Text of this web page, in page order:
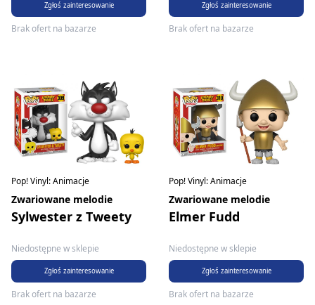
Zgłoś zainteresowanie
Brak ofert na bazarze
Zgłoś zainteresowanie
Brak ofert na bazarze
Pop! Vinyl: Animacje
Zwariowane melodie
Sylwester z Tweety
Niedostępne w sklepie
Zgłoś zainteresowanie
Brak ofert na bazarze
Pop! Vinyl: Animacje
Zwariowane melodie
Elmer Fudd
Niedostępne w sklepie
Zgłoś zainteresowanie
Brak ofert na bazarze